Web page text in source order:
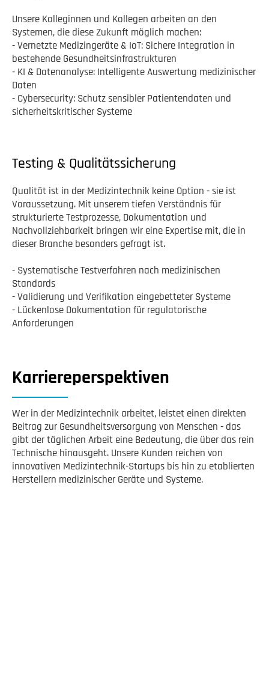
Unsere Kolleginnen und Kollegen arbeiten an den
Systemen, die diese Zukunft möglich machen:
- Vernetzte Medizingeräte & IoT: Sichere Integration in
bestehende Gesundheitsinfrastrukturen
- KI & Datenanalyse: Intelligente Auswertung medizinischer
Daten
- Cybersecurity: Schutz sensibler Patientendaten und
sicherheitskritischer Systeme
Testing & Qualitätssicherung
Qualität ist in der Medizintechnik keine Option - sie ist
Voraussetzung. Mit unserem tiefen Verständnis für
strukturierte Testprozesse, Dokumentation und
Nachvollziehbarkeit bringen wir eine Expertise mit, die in
dieser Branche besonders gefragt ist.
- Systematische Testverfahren nach medizinischen
Standards
- Validierung und Verifikation eingebetteter Systeme
- Lückenlose Dokumentation für regulatorische
Anforderungen
Karriereperspektiven
Wer in der Medizintechnik arbeitet, leistet einen direkten
Beitrag zur Gesundheitsversorgung von Menschen - das
gibt der täglichen Arbeit eine Bedeutung, die über das rein
Technische hinausgeht. Unsere Kunden reichen von
innovativen Medizintechnik-Startups bis hin zu etablierten
Herstellern medizinischer Geräte und Systeme.